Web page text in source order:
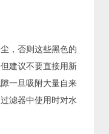
，否则这些黑色的
建议不要直接用新
一旦吸附大量自来
滤器中使用时对水